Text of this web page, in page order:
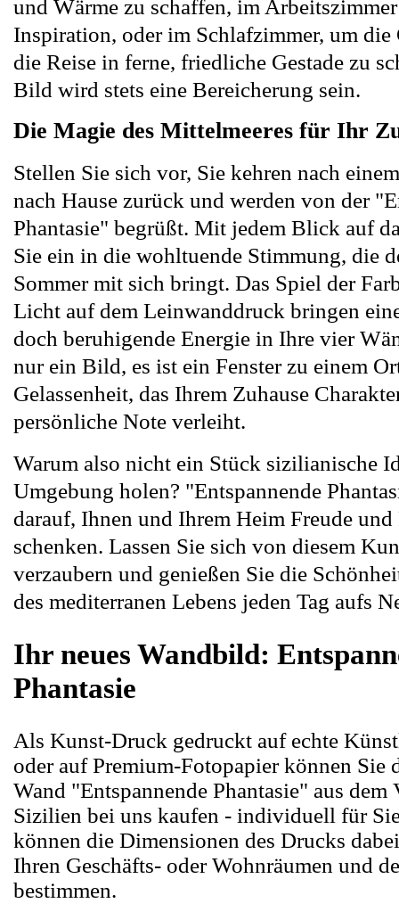
und Wärme zu schaffen, im
Inspiration, oder im Schlafzimmer, um die
die Reise in ferne, friedliche Gestade zu
Bild wird stets eine Bereicherung sein.
Die Magie des Mittelmeeres für Ihr
Stellen Sie sich vor, Sie kehren nach
nach Hause zurück und werden von der
Phantasie" begrüßt. Mit jedem Blick auf
Sie ein in die wohltuende Stimmung, die
Sommer mit sich bringt. Das Spiel der
Licht auf dem Leinwanddruck bringen
doch beruhigende Energie in Ihre vier
nur ein Bild, es ist ein Fenster zu einem
Gelassenheit, das Ihrem Zuhause
persönliche Note verleiht.
Warum also nicht ein Stück sizilianische
Umgebung holen? "Entspannende
darauf, Ihnen und Ihrem Heim Freude und
schenken. Lassen Sie sich von diesem
verzaubern und genießen Sie die
des mediterranen Lebens jeden Tag aufs
Ihr neues Wandbild:
Phantasie
Als Kunst-Druck gedruckt auf echte
oder auf Premium-Fotopapier können Sie
Wand "Entspannende Phantasie" aus dem
Sizilien bei uns kaufen - individuell für
können die Dimensionen des Drucks
Ihren Geschäfts- oder Wohnräumen und
bestimmen.